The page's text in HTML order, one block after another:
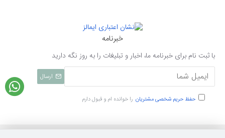
خبرنامه
با ثبت نام برای خبرنامه ما، اخبار و تبلیغات را به روز نگه دارید
ارسال
حفظ حریم شخصی مشتریان را خوانده ام و قبول دارم